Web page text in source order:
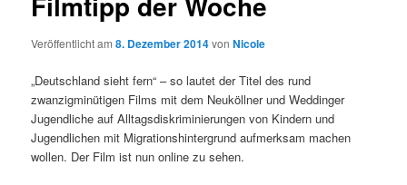
Veröffentlicht am8. Dezember 2014vonNicole
„Deutschland sieht fern“ – so lautet der Titel des rund
zwanzigminütigen Films mit dem Neuköllner und Weddinger
Jugendliche auf Alltagsdiskriminierungen von Kindern und
Jugendlichen mit Migrationshintergrund aufmerksam machen
wollen. Der Film ist nun online zu sehen.